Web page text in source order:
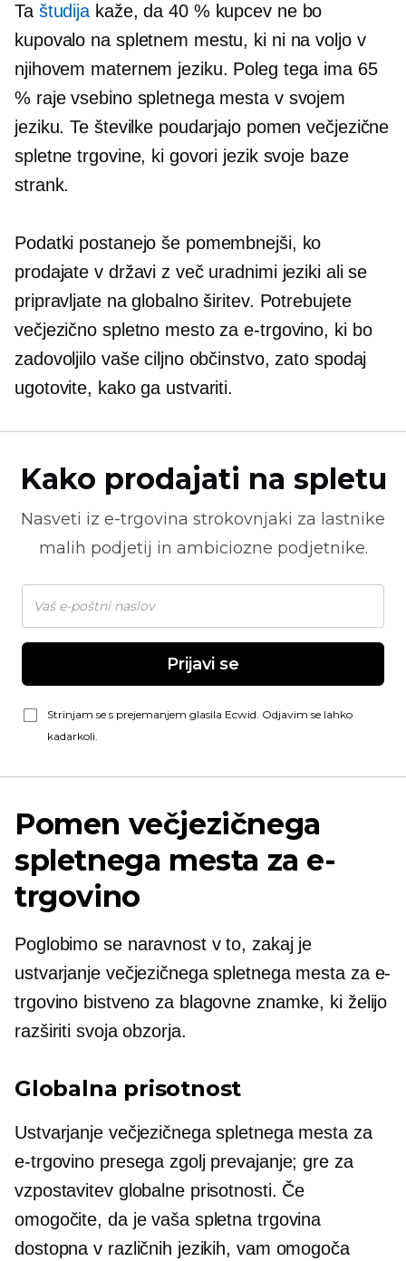
Ta študija kaže, da 40 % kupcev ne bo
kupovalo na spletnem mestu, ki ni na voljo v
njihovem maternem jeziku. Poleg tega ima 65
% raje vsebino spletnega mesta v svojem
jeziku. Te številke poudarjajo pomen večjezične
spletne trgovine, ki govori jezik svoje baze
strank.
Podatki postanejo še pomembnejši, ko
prodajate v državi z več uradnimi jeziki ali se
pripravljate na globalno širitev. Potrebujete
večjezično spletno mesto za e-trgovino, ki bo
zadovoljilo vaše ciljno občinstvo, zato spodaj
ugotovite, kako ga ustvariti.
Kako prodajati na spletu
Nasveti iz e-trgovina strokovnjaki za lastnike
malih podjetij in ambiciozne podjetnike.
Prijavi se
Strinjam se s prejemanjem glasila Ecwid. Odjavim se lahko
kadarkoli.
Pomen večjezičnega
spletnega mesta za e-
trgovino
Poglobimo se naravnost v to, zakaj je
ustvarjanje večjezičnega spletnega mesta za e-
trgovino bistveno za blagovne znamke, ki želijo
razširiti svoja obzorja.
Globalna prisotnost
Ustvarjanje večjezičnega spletnega mesta za
e-trgovino presega zgolj prevajanje; gre za
vzpostavitev globalne prisotnosti. Če
omogočite, da je vaša spletna trgovina
dostopna v različnih jezikih, vam omogoča